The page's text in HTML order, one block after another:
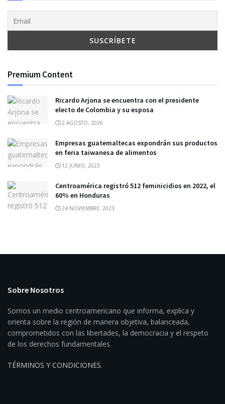
Premium Content
Ricardo Arjona se encuentra con el presidente
electo de Colombia y su esposa
2 AGOSTO, 2026
Empresas guatemaltecas expondrán sus productos
en feria taiwanesa de alimentos
12 JUNIO, 2023
Centroamérica registró 512 feminicidios en 2022, el
60% en Honduras
24 NOVIEMBRE, 2023
Sobre Nosotros
Somos un medio centroamericano que informa, explica y
orienta sobre la región de manera objetiva, balanceada,
comprometidos con las libertades, la democracia y el respeto
de los derechos fundamentales.
TÉRMINOS Y CONDICIONES.